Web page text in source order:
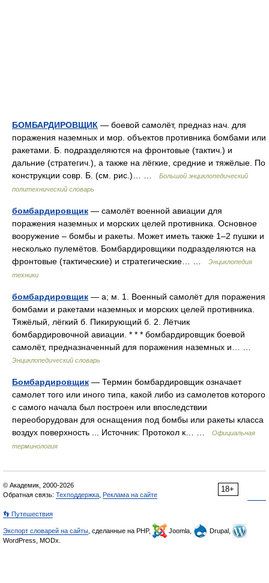
БОМБАРДИРОВЩИК — боевой самолёт, предназ нач. для
поражения наземных и мор. объектов противника бомбами или
ракетами. Б. подразделяются на фронтовые (тактич.) и
дальние (стратегич.), а также на лёгкие, средние и тяжёлые. По
конструкции совр. Б. (см. рис.)… …
Большой энциклопедический
политехнический словарь
бомбардировщик — самолёт военной авиации для
поражения наземных и морских целей противника. Основное
вооружение – бомбы и ракеты. Может иметь также 1–2 пушки и
несколько пулемётов. Бомбардировщики подразделяются на
фронтовые (тактические) и стратегические… …
Энциклопедия
техники
бомбардировщик — а; м. 1. Военный самолёт для поражения
бомбами и ракетами наземных и морских целей противника.
Тяжёлый, лёгкий б. Пикирующий б. 2. Лётчик
бомбардировочной авиации. * * * бомбардировщик боевой
самолёт, предназначенный для поражения наземных и… …
Энциклопедический словарь
Бомбардировщик — Термин бомбардировщик означает
самолет того или иного типа, какой либо из самолетов которого
с самого начала был построен или впоследствии
переоборудован для оснащения под бомбы или ракеты класса
воздух поверхность ... Источник: Протокол к… …
Официальная
терминология
18+
© Академик, 2000-2026
Обратная связь: Техподдержка Реклама на сайте
👣 Путешествия
Экспорт словарей на сайты , сделанные на PHP, Joomla,
Drupal,
WordPress, MODx.